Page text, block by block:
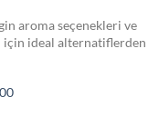
aroma seçenekleri ve
için ideal alternatiflerden